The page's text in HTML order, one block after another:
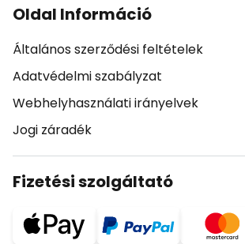
Oldal Információ
Általános szerződési feltételek
Adatvédelmi szabályzat
Webhelyhasználati irányelvek
Jogi záradék
Fizetési szolgáltató